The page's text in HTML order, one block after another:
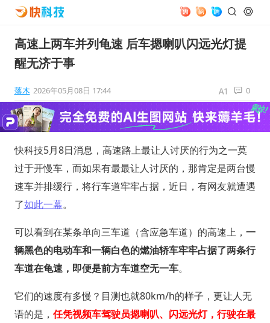
高速上两车并列龟速 后车摁喇叭闪远光灯提
醒无济于事
落木 2026年05月08日 17:44 0
快科技5月8日消息，高速路上最让人讨厌的行为之一莫
过于开慢车，而如果有最最让人讨厌的，那肯定是两台慢
速车并排缓行，将行车道牢牢占据，近日，有网友就遭遇
了如此一幕。
可以看到在某条单向三车道（含应急车道）的高速上， 一
辆黑色的电动车和一辆白色的燃油轿车牢牢占据了两条行
车道在龟速，即便是前方车道空无一车。
它们的速度有多慢？目测也就80km/h的样子，更让人无
语的是， 任凭视频车驾驶员摁喇叭、闪远光灯，行驶在最